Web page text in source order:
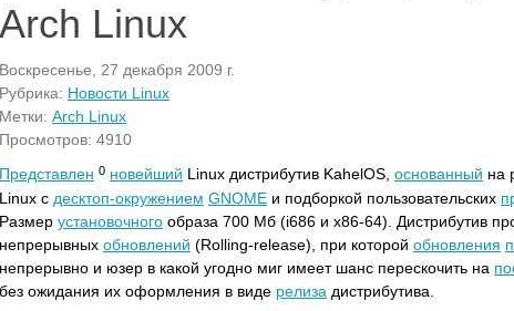
Arch Linux
Воскресенье, 27 декабря 2009 г.
Рубрика: Новости Linux
Метки: Arch Linux
Просмотров: 4910
Представлен 0 новейший Linux дистрибутив KahelOS, основанный на
Linux с десктоп-окружением GNOME и подборкой пользовательских
Размер установочного образа 700 Мб (i686 и x86-64). Дистрибутив
непрерывных обновлений (Rolling-release), при которой обновления
непрерывно и юзер в какой угодно миг имеет шанс перескочить на
без ожидания их оформления в виде релиза дистрибутива.